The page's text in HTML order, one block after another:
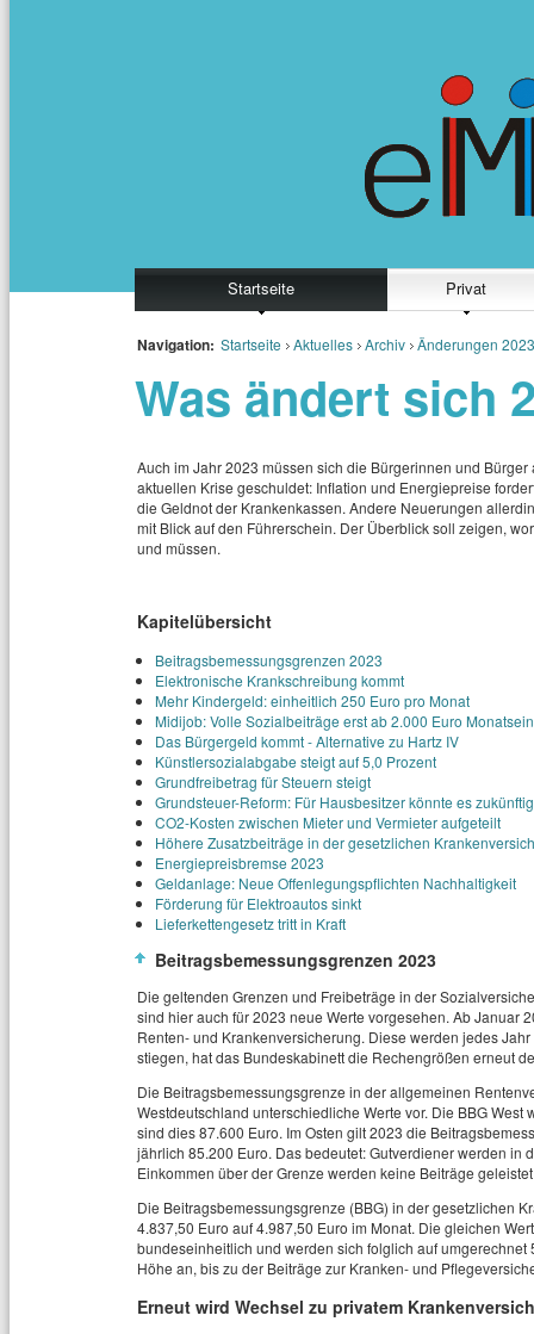
Startseite Privat
Navigation: Startseite Aktuelles Archiv Änderungen 2023
Was ändert sich
Auch im Jahr 2023 müssen sich die Bürgerinnen und
aktuellen Krise geschuldet: Inflation und Energiepreise
die Geldnot der Krankenkassen. Andere Neuerungen
mit Blick auf den Führerschein. Der Überblick soll zeigen,
und müssen.
Kapitelübersicht
Beitragsbemessungsgrenzen 2023
Elektronische Krankschreibung kommt
Mehr Kindergeld: einheitlich 250 Euro pro Monat
Midijob: Volle Sozialbeiträge erst ab 2.000 Euro
Das Bürgergeld kommt - Alternative zu Hartz IV
Künstlersozialabgabe steigt auf 5,0 Prozent
Grundfreibetrag für Steuern steigt
Grundsteuer-Reform: Für Hausbesitzer könnte es
CO2-Kosten zwischen Mieter und Vermieter aufgeteilt
Höhere Zusatzbeiträge in der gesetzlichen
Energiepreisbremse 2023
Geldanlage: Neue Offenlegungspflichten Nachhaltigkeit
Förderung für Elektroautos sinkt
Lieferkettengesetz tritt in Kraft
Beitragsbemessungsgrenzen 2023
Die geltenden Grenzen und Freibeträge in der
sind hier auch für 2023 neue Werte vorgesehen. Ab Januar
Renten- und Krankenversicherung. Diese werden jedes
stiegen, hat das Bundeskabinett die Rechengrößen erneut
Die Beitragsbemessungsgrenze in der allgemeinen
Westdeutschland unterschiedliche Werte vor. Die BBG
sind dies 87.600 Euro. Im Osten gilt 2023 die
jährlich 85.200 Euro. Das bedeutet: Gutverdiener werden in
Einkommen über der Grenze werden keine Beiträge
Die Beitragsbemessungsgrenze (BBG) in der gesetzlichen
4.837,50 Euro auf 4.987,50 Euro im Monat. Die gleichen
bundeseinheitlich und werden sich folglich auf
Höhe an, bis zu der Beiträge zur Kranken- und
Erneut wird Wechsel zu privatem